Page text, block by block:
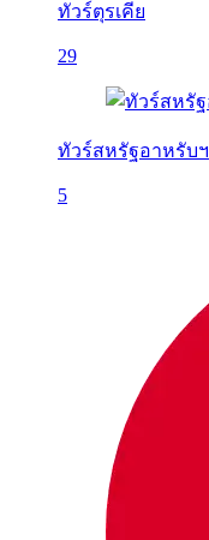
ทัวร์ตุรเคีย
29
ทัวร์สหรัฐอาหรับฯ
5